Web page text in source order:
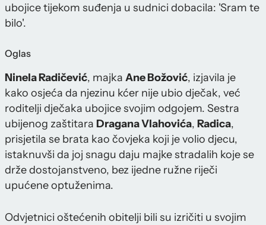
ubojice tijekom suđenja u sudnici dobacila: 'Sram te
bilo'.
Oglas
Ninela Radičević, majka Ane Božović, izjavila je
kako osjeća da njezinu kćer nije ubio dječak, već
roditelji dječaka ubojice svojim odgojem. Sestra
ubijenog zaštitara Dragana Vlahovića, Radica,
prisjetila se brata kao čovjeka koji je volio djecu,
istaknuvši da joj snagu daju majke stradalih koje se
drže dostojanstveno, bez ijedne ružne riječi
upućene optuženima.
Odvjetnici oštećenih obitelji bili su izričiti u svojim